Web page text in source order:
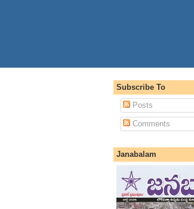
Subscribe To
Posts
Comments
Janabalam